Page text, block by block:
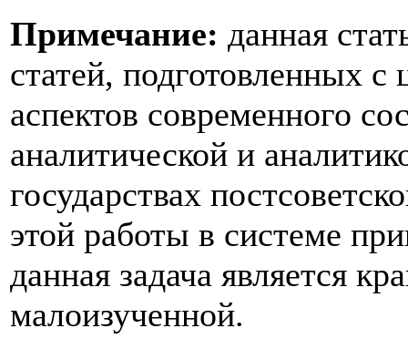
Примечание: данная
статей, подготовленных
аспектов современного
аналитической и
государствах
этой работы в системе
данная задача является
малоизученной.